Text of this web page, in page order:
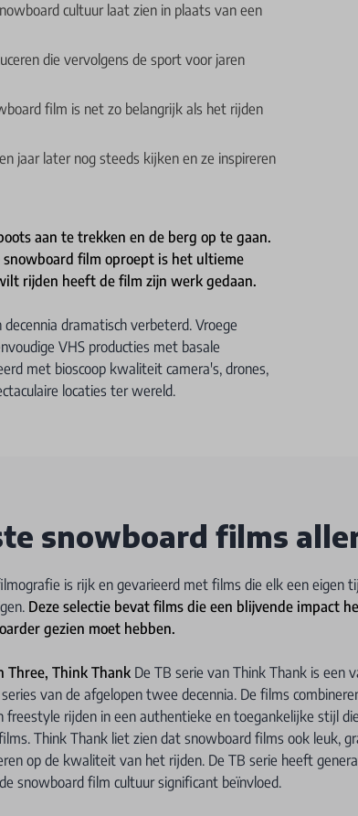
cultuur laat zien in plaats van een
die vervolgens de sport voor jaren
film is net zo belangrijk als het rijden
jaar later nog steeds kijken en ze inspireren
aan te trekken en de berg op te gaan.
film oproept is het ultieme
rijden heeft de film zijn werk gedaan.
dramatisch verbeterd. Vroege
VHS producties met basale
met bioscoop kwaliteit camera's, drones,
locaties ter wereld.
snowboard films
is rijk en gevarieerd met films die elk een eigen
Deze selectie bevat films die een blijvende impact
gezien moet hebben.
Three, Think Thank De TB serie van Think Thank is een
van de afgelopen twee decennia. De films
freestyle rijden in een authentieke en toegankelijke stijl
Think Thank liet zien dat snowboard films ook leuk,
op de kwaliteit van het rijden. De TB serie heeft
snowboard film cultuur significant beïnvloed.